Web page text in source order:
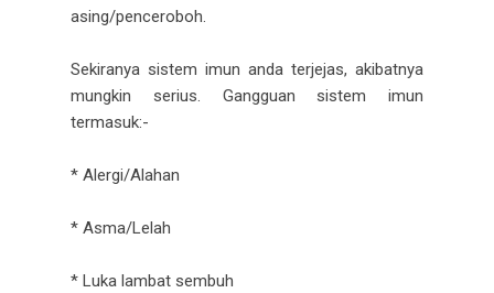
asing/penceroboh.
Sekiranya sistem imun anda terjejas, akibatnya
mungkin serius. Gangguan sistem imun
termasuk:-
* Alergi/Alahan
* Asma/Lelah
* Luka lambat sembuh